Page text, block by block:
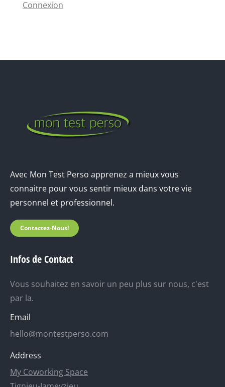
Connexion
Avec Mon Test Perso apprenez a mieux vous
connaitre pour vous sentir mieux dans votre vie
personnel et professionnel.
Contactez-Nous!
Infos de Contact
Vous souhaitez en savoir un peu plus sur nous, c'est
par la.
Email
hello@montestperso.com
Address
My Coworking Space